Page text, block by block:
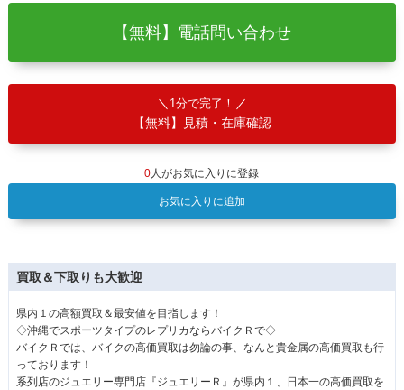
【無料】電話問い合わせ
1分で完了！
【無料】見積・在庫確認
0人がお気に入りに登録
お気に入りに追加
買取＆下取りも大歓迎
県内１の高額買取＆最安値を目指します！
◇沖縄でスポーツタイプのレプリカならバイクＲで◇
バイクＲでは、バイクの高価買取は勿論の事、なんと貴金属の高価買取も行
っております！
系列店のジュエリー専門店『ジュエリーＲ』が県内１、日本一の高価買取を